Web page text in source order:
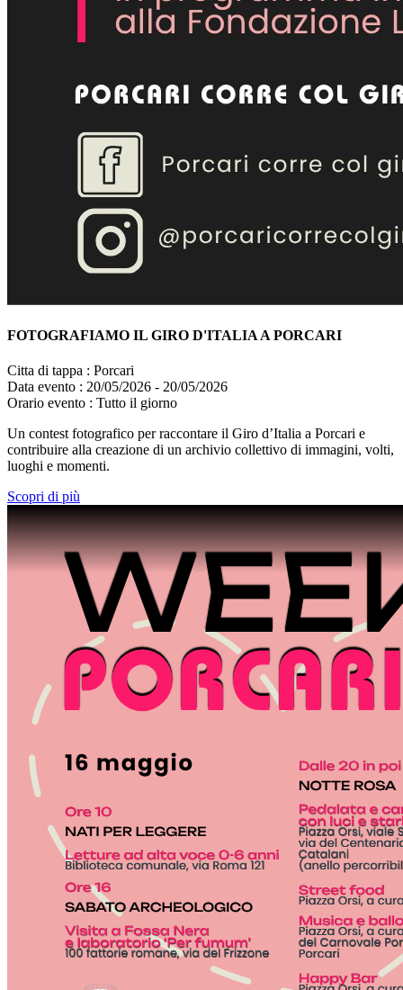
FOTOGRAFIAMO IL GIRO D'ITALIA A PORCARI
Citta di tappa : Porcari
Data evento : 20/05/2026 - 20/05/2026
Orario evento : Tutto il giorno
Un contest fotografico per raccontare il Giro d’Italia a Porcari e
contribuire alla creazione di un archivio collettivo di immagini, volti,
luoghi e momenti.
Scopri di più